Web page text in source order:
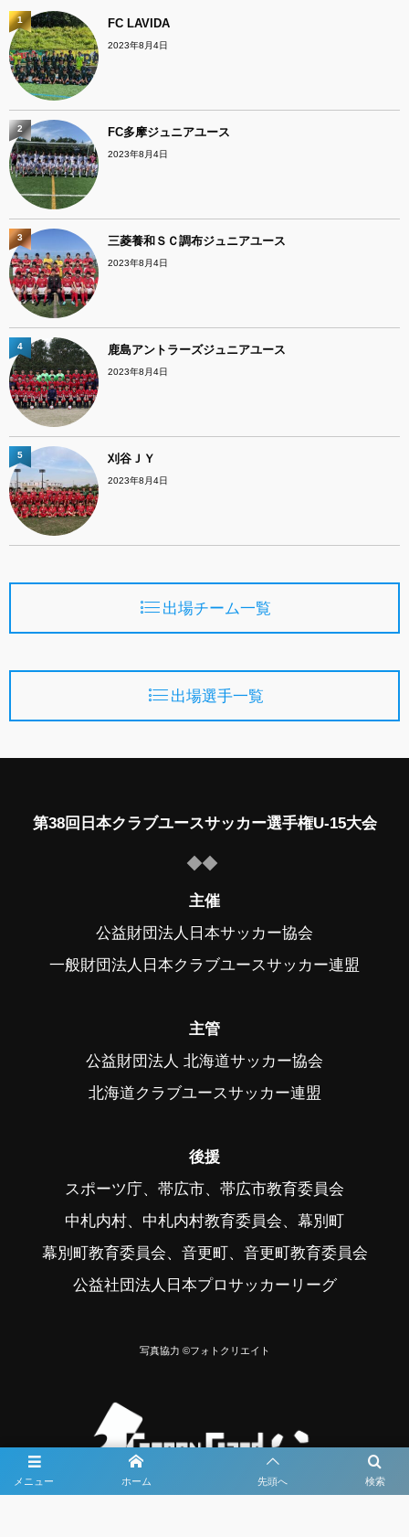
FC LAVIDA
2023年8月4日
1
FC多摩ジュニアユース
2023年8月4日
2
三菱養和ＳＣ調布ジュニアユース
2023年8月4日
3
鹿島アントラーズジュニアユース
2023年8月4日
4
刈谷ＪＹ
2023年8月4日
5
出場チーム一覧
出場選手一覧
メニュー 検索
ホーム 先頭へ
第38回日本クラブユースサッカー選手権U-15大会
主催
公益財団法人日本サッカー協会
一般財団法人日本クラブユースサッカー連盟
主管
公益財団法人 北海道サッカー協会
北海道クラブユースサッカー連盟
後援
スポーツ庁、帯広市、帯広市教育委員会
中札内村、中札内村教育委員会、幕別町
幕別町教育委員会、音更町、音更町教育委員会
公益社団法人日本プロサッカーリーグ
写真協力 ©フォトクリエイト